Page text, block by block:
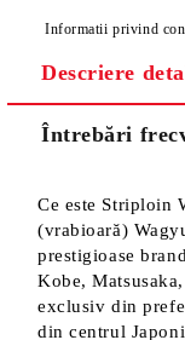
Informatii privind
Descriere
Întrebări
Ce este Striploin
(vrabioară)
prestigioase
Kobe,
exclusiv din
din centrul